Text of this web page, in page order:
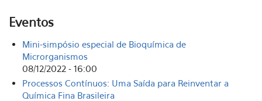
Eventos
Mini-simpósio especial de Bioquímica de
Microrganismos
08/12/2022 - 16:00
Processos Contínuos: Uma Saída para Reinventar a
Química Fina Brasileira